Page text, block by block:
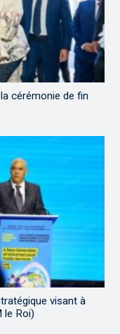
cérémonie de fin
visant à
le Roi)